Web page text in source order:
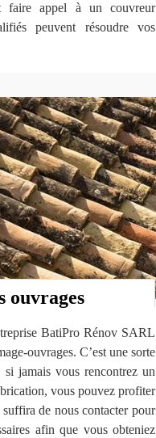
faire appel à un couvreur
peuvent résoudre vos
ouvrages
BatiPro Rénov SARL
ouvrages. C’est une sorte
si jamais vous rencontrez un
vous pouvez profiter
de nous contacter pour
afin que vous obteniez